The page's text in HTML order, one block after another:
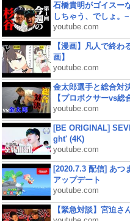
石橋貴明がゴイスー
しちゃう、でしょ。
youtube.com
【漫画】凡人で終わ
画】
youtube.com
金太郎選手と総合対
【プロボクサーvs総
youtube.com
[BE ORIGINAL]
ght' (4K)
youtube.com
[2020.7.3 配信] あつ
アップデート
youtube.com
【緊急対談】宮迫さ